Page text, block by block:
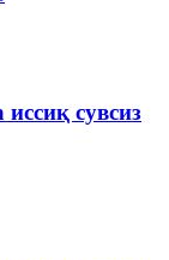
сувсиз